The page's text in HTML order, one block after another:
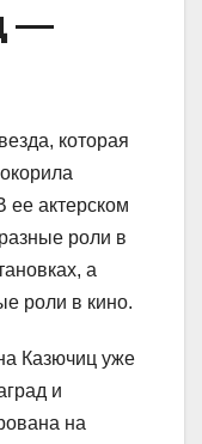
—
которая
ее актерском
роли в
а
роли в кино.
Казючиц уже
и
на